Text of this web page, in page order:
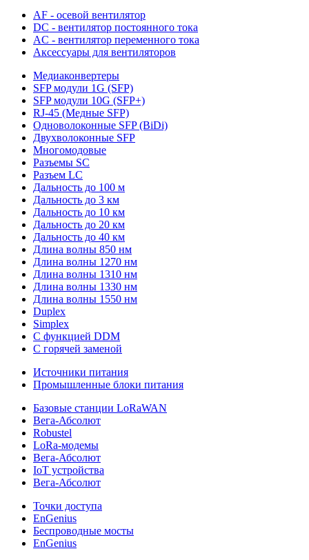
AF - осевой вентилятор
DC - вентилятор постоянного тока
AC - вентилятор переменного тока
Аксессуары для вентиляторов
Медиаконвертеры
SFP модули 1G (SFP)
SFP модули 10G (SFP+)
RJ-45 (Медные SFP)
Одноволоконные SFP (BiDi)
Двухволоконные SFP
Многомодовые
Разъемы SC
Разъем LC
Дальность до 100 м
Дальность до 3 км
Дальность до 10 км
Дальность до 20 км
Дальность до 40 км
Длина волны 850 нм
Длина волны 1270 нм
Длина волны 1310 нм
Длина волны 1330 нм
Длина волны 1550 нм
Duplex
Simplex
С функцией DDM
С горячей заменой
Источники питания
Промышленные блоки питания
Базовые станции LoRaWAN
Вега-Абсолют
Robustel
LoRa-модемы
Вега-Абсолют
IoT устройства
Вега-Абсолют
Точки доступа
EnGenius
Беспроводные мосты
EnGenius